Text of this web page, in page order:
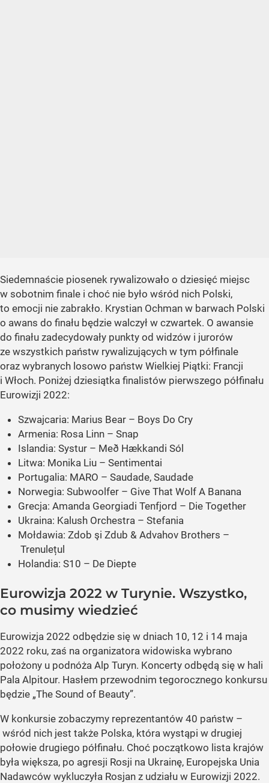
Siedemnaście piosenek rywalizowało o dziesięć miejsc
w sobotnim finale i choć nie było wśród nich Polski,
to emocji nie zabrakło. Krystian Ochman w barwach Polski
o awans do finału będzie walczył w czwartek. O awansie
do finału zadecydowały punkty od widzów i jurorów
ze wszystkich państw rywalizujących w tym półfinale
oraz wybranych losowo państw Wielkiej Piątki: Francji
i Włoch. Poniżej dziesiątka finalistów pierwszego półfinału
Eurowizji 2022:
Szwajcaria: Marius Bear – Boys Do Cry
Armenia: Rosa Linn – Snap
Islandia: Systur – Með Hækkandi Sól
Litwa: Monika Liu – Sentimentai
Portugalia: MARO – Saudade, Saudade
Norwegia: Subwoolfer – Give That Wolf A Banana
Grecja: Amanda Georgiadi Tenfjord – Die Together
Ukraina: Kalush Orchestra – Stefania
Mołdawia: Zdob şi Zdub & Advahov Brothers –
Trenulețul
Holandia: S10 – De Diepte
Eurowizja 2022 w Turynie. Wszystko,
co musimy wiedzieć
Eurowizja 2022 odbędzie się w dniach 10, 12 i 14 maja
2022 roku, zaś na organizatora widowiska wybrano
położony u podnóża Alp Turyn. Koncerty odbędą się w hali
Pala Alpitour. Hasłem przewodnim tegorocznego konkursu
będzie „The Sound of Beauty”.
W konkursie zobaczymy reprezentantów 40 państw –
wśród nich jest także Polska, która wystąpi w drugiej
połowie drugiego półfinału. Choć początkowo lista krajów
była większa, po agresji Rosji na Ukrainę, Europejska Unia
Nadawców wykluczyła Rosjan z udziału w Eurowizji 2022.